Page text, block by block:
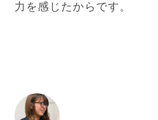
力を感じたからです。